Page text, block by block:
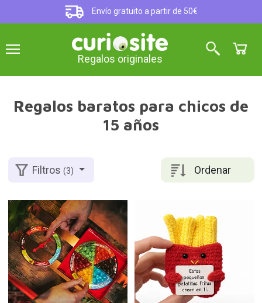
Envío gratuito a partir de 50€
Regalos originales
Regalos baratos para chicos de
15 años
Ordenar
Filtros(3)